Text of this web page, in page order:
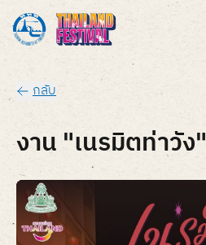
กลับ
งาน "เนรมิตท่าวัง"